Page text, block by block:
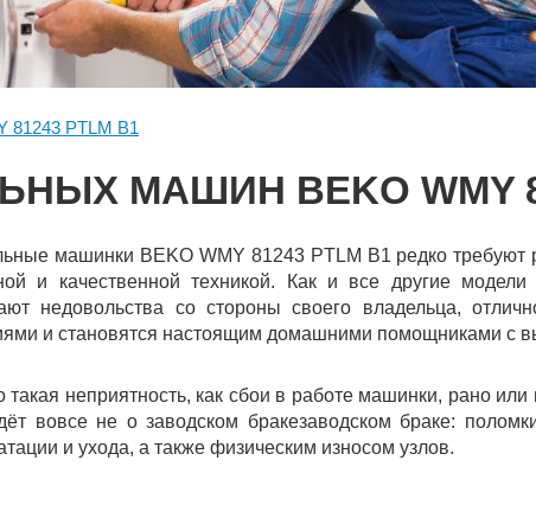
81243 PTLM B1
МАШИН BEKO WMY
машинки BEKO WMY 81243 PTLM B1 редко требуют
и качественной техникой. Как и все другие модели
недовольства со стороны своего владельца,
и становятся настоящим домашними помощниками с
такая неприятность, как сбои в работе машинки, рано
вовсе не о заводском бракезаводском браке:
и ухода, а также физическим износом узлов.